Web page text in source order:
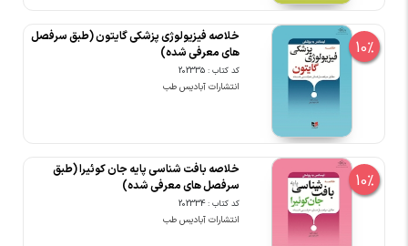
10%
خلاصه فیزیولوژی پزشکی گایتون (طبق سرفصل
های معرفی شده)
کد کتاب : 202335
انتشارات آبادیس طب
10%
خلاصه بافت شناسی پایه جان کوئیرا (طبق
سرفصل های معرفی شده)
کد کتاب : 202334
انتشارات آبادیس طب